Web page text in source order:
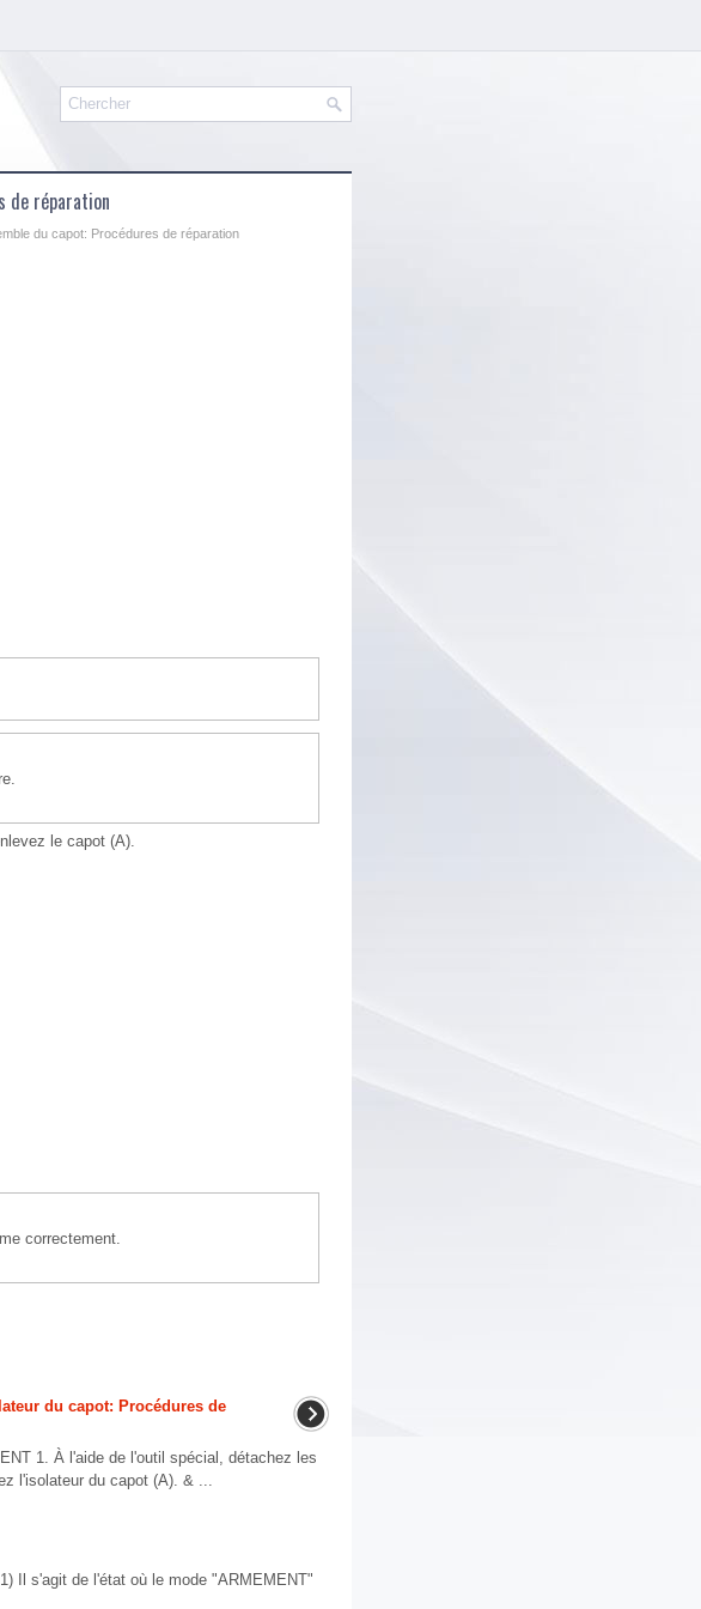
de réparation
du capot: Procédures de réparation
le capot (A).
correctement.
du capot: Procédures de
1. À l'aide de l'outil spécial, détachez les
l'isolateur du capot (A). & ...
Il s'agit de l'état où le mode "ARMEMENT"